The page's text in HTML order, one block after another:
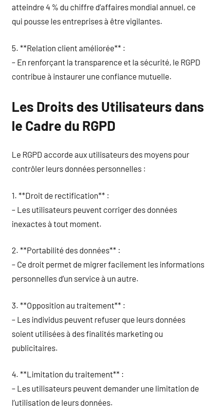
atteindre 4 % du chiffre d’affaires mondial annuel, ce
qui pousse les entreprises à être vigilantes.
5. **Relation client améliorée** :
– En renforçant la transparence et la sécurité, le RGPD
contribue à instaurer une confiance mutuelle.
Les Droits des Utilisateurs dans
le Cadre du RGPD
Le RGPD accorde aux utilisateurs des moyens pour
contrôler leurs données personnelles :
1. **Droit de rectification** :
– Les utilisateurs peuvent corriger des données
inexactes à tout moment.
2. **Portabilité des données** :
– Ce droit permet de migrer facilement les informations
personnelles d’un service à un autre.
3. **Opposition au traitement** :
– Les individus peuvent refuser que leurs données
soient utilisées à des finalités marketing ou
publicitaires.
4. **Limitation du traitement** :
– Les utilisateurs peuvent demander une limitation de
l’utilisation de leurs données.